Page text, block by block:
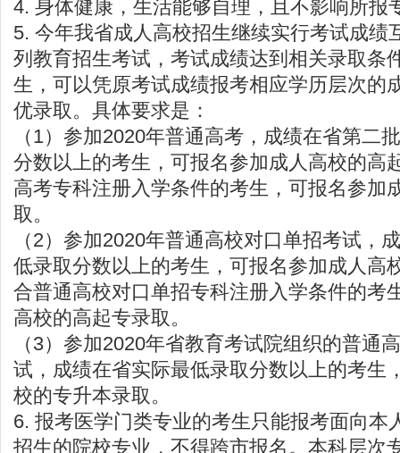
4. 身体健康，生活能够自理，且不影响所报
5. 今年我省成人高校招生继续实行考试成绩
列教育招生考试，考试成绩达到相关录取条
生，可以凭原考试成绩报考相应学历层次的
优录取。具体要求是：
（1）参加2020年普通高考，成绩在省第二
分数以上的考生，可报名参加成人高校的高
高考专科注册入学条件的考生，可报名参加
取。
（2）参加2020年普通高校对口单招考试，
低录取分数以上的考生，可报名参加成人高
合普通高校对口单招专科注册入学条件的考
高校的高起专录取。
（3）参加2020年省教育考试院组织的普通
试，成绩在省实际最低录取分数以上的考生
校的专升本录取。
6. 报考医学门类专业的考生只能报考面向本
招生的院校专业，不得跨市报名。本科层次